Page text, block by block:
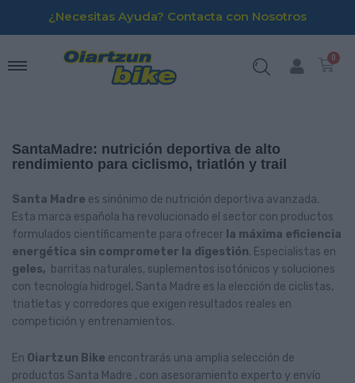
¿Necesitas Ayuda? Contacta con Nosotros
SantaMadre: nutrición deportiva de alto
rendimiento para ciclismo, triatlón y trail
Santa Madre es sinónimo de nutrición deportiva avanzada.
Esta marca española ha revolucionado el sector con productos
formulados científicamente para ofrecer la máxima eficiencia
energética sin comprometer la digestión. Especialistas en
geles, barritas naturales, suplementos isotónicos y soluciones
con tecnología hidrogel, Santa Madre es la elección de ciclistas,
triatletas y corredores que exigen resultados reales en
competición y entrenamientos.
En Oiartzun Bike encontrarás una amplia selección de
productos Santa Madre , con asesoramiento experto y envío